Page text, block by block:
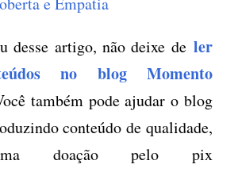
desse artigo, não deixe de ler
no blog Momento
também pode ajudar o blog
conteúdo de qualidade,
doação pelo pix